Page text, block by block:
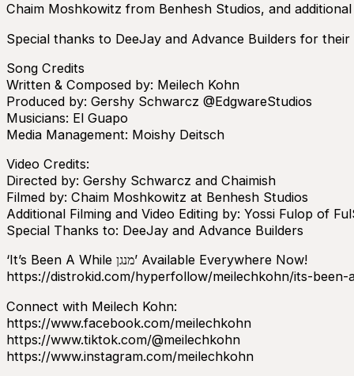
Chaim Moshkowitz from Benhesh Studios, and
Special thanks to DeeJay and Advance Builders for
Song Credits
Written & Composed by: Meilech Kohn
Produced by: Gershy Schwarcz @EdgwareStudios
Musicians: El Guapo
Media Management: Moishy Deitsch
Video Credits:
Directed by: Gershy Schwarcz and Chaimish
Filmed by: Chaim Moshkowitz at Benhesh Studios
Additional Filming and Video Editing by: Yossi Fulop of
Special Thanks to: DeeJay and Advance Builders
‘It’s Been A While מנגן’ Available Everywhere Now!
https://distrokid.com/hyperfollow/meilechkohn/its-been-
Connect with Meilech Kohn:
https://www.facebook.com/meilechkohn
https://www.tiktok.com/@meilechkohn
https://www.instagram.com/meilechkohn